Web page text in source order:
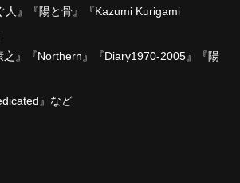
人』『陽と骨』『Kazumi Kurigami
之』『Northern』『Diary1970-2005』『陽
』など